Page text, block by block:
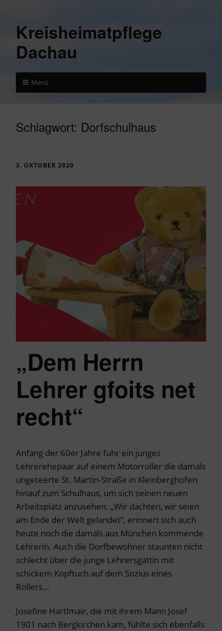
Kreisheimatpflege
Dachau
Menü
Schlagwort: Dorfschulhaus
3. OKTOBER 2020
„Dem Herrn
Lehrer gfoits net
recht“
Anfang der 60er Jahre fuhr ein junges
Lehrerehepaar auf einem Motorroller die damals
ungeteerte St. Martin-Straße in Kleinberghofen
hinauf zum Schulhaus, um sich seinen neuen
Arbeitsplatz anzusehen. „Wir dachten, wir seien
am Ende der Welt gelandet“, erinnert sich auch
heute noch die damals aus München kommende
Lehrerin. Auch die Dorfbewohner staunten nicht
schlecht über die junge Lehrersgattin mit
schickem Kopftuch auf dem Sozius eines
Rollers…
Josefine Hartlmair, die mit ihrem Mann Josef
1901 nach Bergkirchen kam, fühlte sich ebenfalls